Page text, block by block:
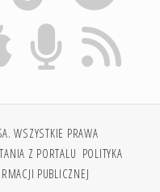
WSZYSTKIE PRAWA
Z PORTALU POLITYKA
PUBLICZNEJ